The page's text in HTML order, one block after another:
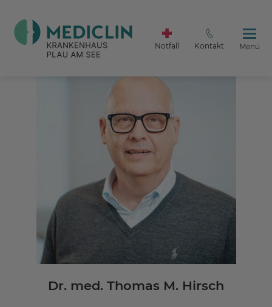
Notfall Kontakt Menü
Dr. med. Thomas M. Hirsch